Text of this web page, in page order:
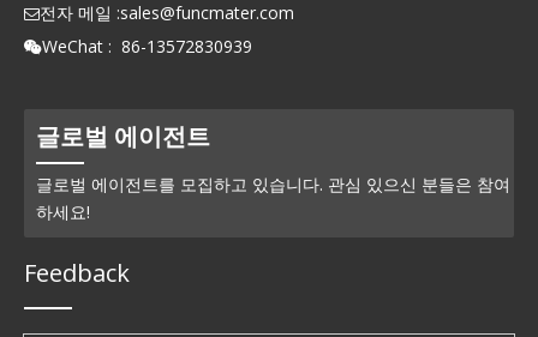
전자 메일 :sales@funcmater.com
WeChat : 86-13572830939
글로벌 에이전트
글로벌 에이전트를 모집하고 있습니다. 관심 있으신 분들은 참여
하세요!
Feedback